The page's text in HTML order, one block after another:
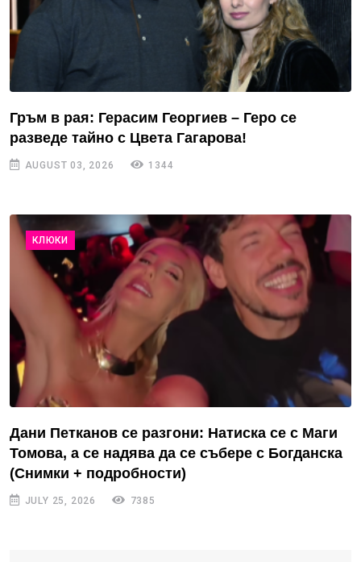
Гръм в рая: Герасим Георгиев – Геро се
разведе тайно с Цвета Гагарова!
AUGUST 03, 2026 1344
КЛЮКИ
Дани Петканов се разгони: Натиска се с Маги
Томова, а се надява да се събере с Богданска
(Снимки + подробности)
JULY 25, 2026 7385